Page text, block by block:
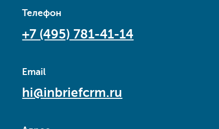
Телефон
+7 (495) 781-41-14
Email
hi@inbriefcrm.ru